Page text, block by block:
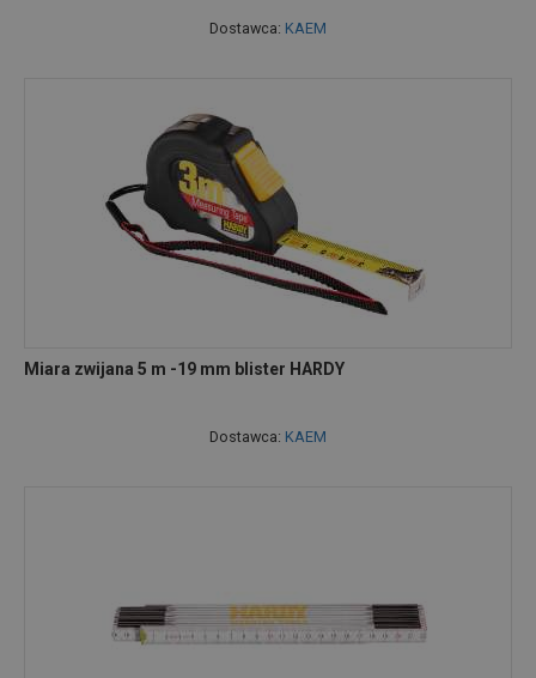
Dostawca: KAEM
Miara zwijana 5 m -19 mm blister HARDY
Dostawca: KAEM